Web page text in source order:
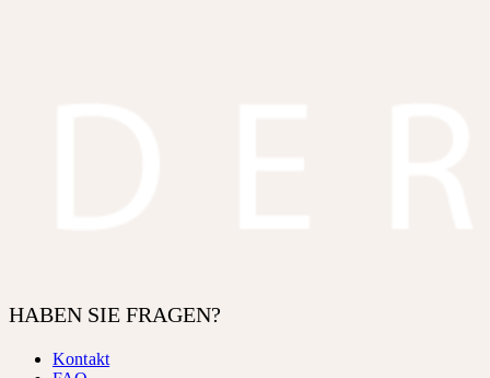
HABEN SIE FRAGEN?
Kontakt